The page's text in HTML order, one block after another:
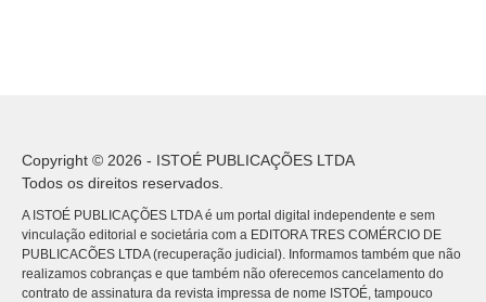
Copyright © 2026 - ISTOÉ PUBLICAÇÕES LTDA
Todos os direitos reservados.
A ISTOÉ PUBLICAÇÕES LTDA é um portal digital independente e sem
vinculação editorial e societária com a EDITORA TRES COMÉRCIO DE
PUBLICACÕES LTDA (recuperação judicial). Informamos também que não
realizamos cobranças e que também não oferecemos cancelamento do
contrato de assinatura da revista impressa de nome ISTOÉ, tampouco